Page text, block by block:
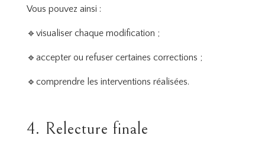
Vous pouvez ainsi :
🔹visualiser chaque modification ;
🔹accepter ou refuser certaines corrections ;
🔹comprendre les interventions réalisées.
4. Relecture finale